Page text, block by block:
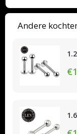
Andere